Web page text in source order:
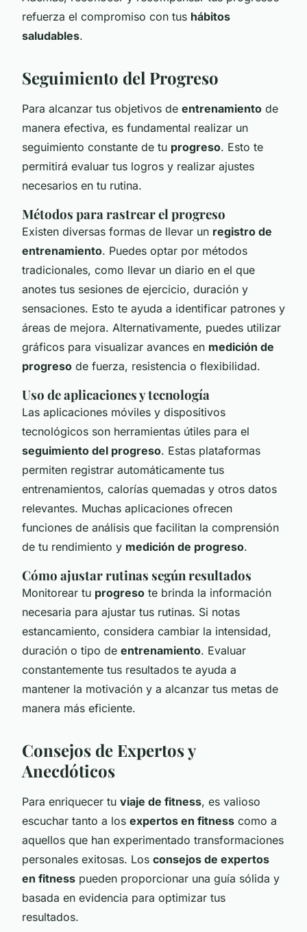
refuerza el compromiso con tus hábitos
saludables.
Seguimiento del Progreso
Para alcanzar tus objetivos de entrenamiento de
manera efectiva, es fundamental realizar un
seguimiento constante de tu progreso. Esto te
permitirá evaluar tus logros y realizar ajustes
necesarios en tu rutina.
Métodos para rastrear el progreso
Existen diversas formas de llevar un registro de
entrenamiento. Puedes optar por métodos
tradicionales, como llevar un diario en el que
anotes tus sesiones de ejercicio, duración y
sensaciones. Esto te ayuda a identificar patrones y
áreas de mejora. Alternativamente, puedes utilizar
gráficos para visualizar avances en medición de
progreso de fuerza, resistencia o flexibilidad.
Uso de aplicaciones y tecnología
Las aplicaciones móviles y dispositivos
tecnológicos son herramientas útiles para el
seguimiento del progreso. Estas plataformas
permiten registrar automáticamente tus
entrenamientos, calorías quemadas y otros datos
relevantes. Muchas aplicaciones ofrecen
funciones de análisis que facilitan la comprensión
de tu rendimiento y medición de progreso.
Cómo ajustar rutinas según resultados
Monitorear tu progreso te brinda la información
necesaria para ajustar tus rutinas. Si notas
estancamiento, considera cambiar la intensidad,
duración o tipo de entrenamiento. Evaluar
constantemente tus resultados te ayuda a
mantener la motivación y a alcanzar tus metas de
manera más eficiente.
Consejos de Expertos y
Anecdóticos
Para enriquecer tu viaje de fitness, es valioso
escuchar tanto a los expertos en fitness como a
aquellos que han experimentado transformaciones
personales exitosas. Los consejos de expertos
en fitness pueden proporcionar una guía sólida y
basada en evidencia para optimizar tus
resultados.